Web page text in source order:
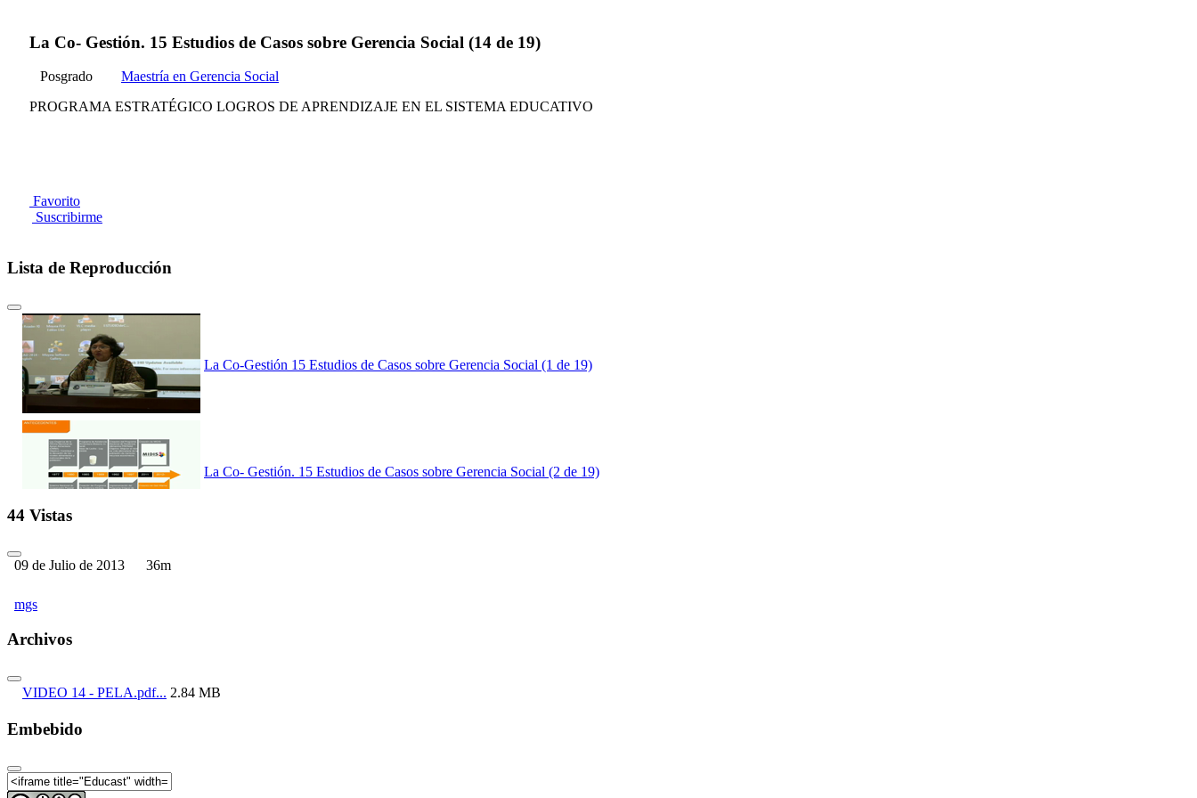
La Co- Gestión. 15 Estudios de Casos sobre Gerencia Social (14 de 19)
Posgrado
Maestría en Gerencia Social
PROGRAMA ESTRATÉGICO LOGROS DE APRENDIZAJE EN EL SISTEMA EDUCATIVO
Favorito
Suscribirme
Lista de Reproducción
La Co-Gestión 15 Estudios de Casos sobre Gerencia Social (1 de 19)
La Co- Gestión. 15 Estudios de Casos sobre Gerencia Social (2 de 19)
La Co- Gestión. 15 Estudios de Casos sobre Gerencia Social (4 de 19)
44 Vistas
09 de Julio de 2013 36m
mgs
Archivos
VIDEO 14 - PELA.pdf... 2.84 MB
Embebido